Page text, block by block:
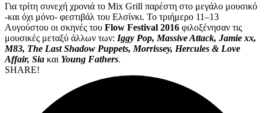
Για τρίτη συνεχή χρονιά το Mix Grill παρέστη στο μεγάλο μουσικό
-και όχι μόνο- φεστιβάλ του Ελσίνκι. Το τριήμερο 11–13
Αυγούστου οι σκηνές του Flow Festival 2016 φιλοξένησαν τις
μουσικές μεταξύ άλλων των: Iggy Pop, Massive Attack, Jamie xx,
M83, The Last Shadow Puppets, Morrissey, Hercules & Love
Affair, Sia και Young Fathers.
SHARE!